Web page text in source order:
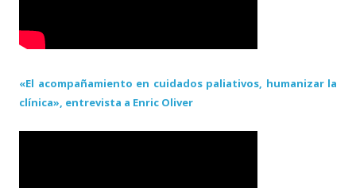
«El acompañamiento en cuidados paliativos, humanizar la
clínica», entrevista a Enric Oliver